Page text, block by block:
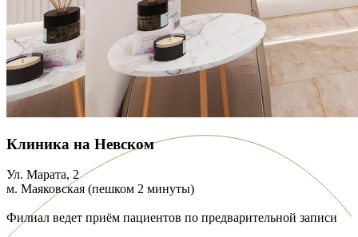
Клиника на Невском
Ул. Марата, 2
м. Маяковская (пешком 2 минуты)
Филиал ведет приём пациентов по предварительной записи